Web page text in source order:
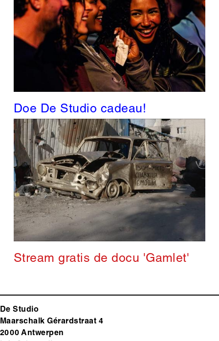
Doe De Studio cadeau!
Stream gratis de docu 'Gamlet'
De Studio
Maarschalk Gérardstraat 4
2000 Antwerpen